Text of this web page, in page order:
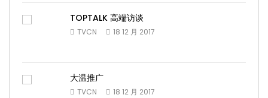
TOPTALK 高端访谈
TVCN 18 12 月 2017
大温推广
TVCN 18 12 月 2017